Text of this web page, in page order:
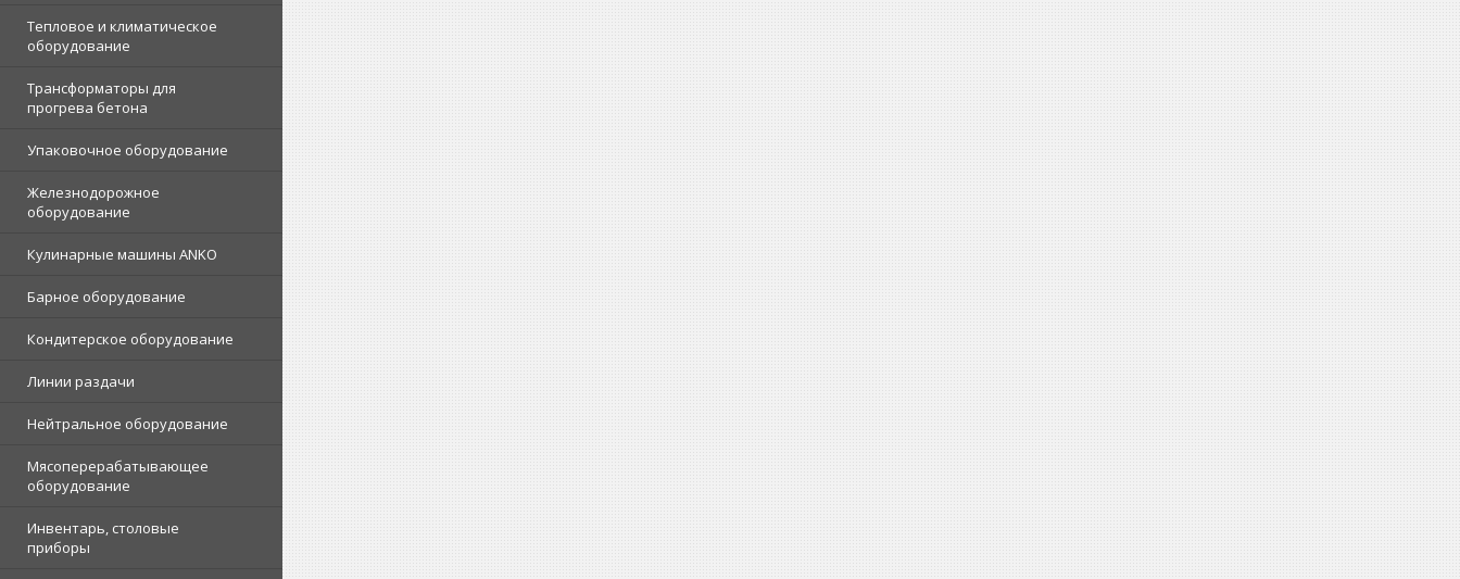
Тепловое и климатическое
оборудование
Трансформаторы для
прогрева бетона
Упаковочное оборудование
Железнодорожное
оборудование
Кулинарные машины ANKO
Барное оборудование
Кондитерское оборудование
Линии раздачи
Нейтральное оборудование
Мясоперерабатывающее
оборудование
Инвентарь, столовые
приборы